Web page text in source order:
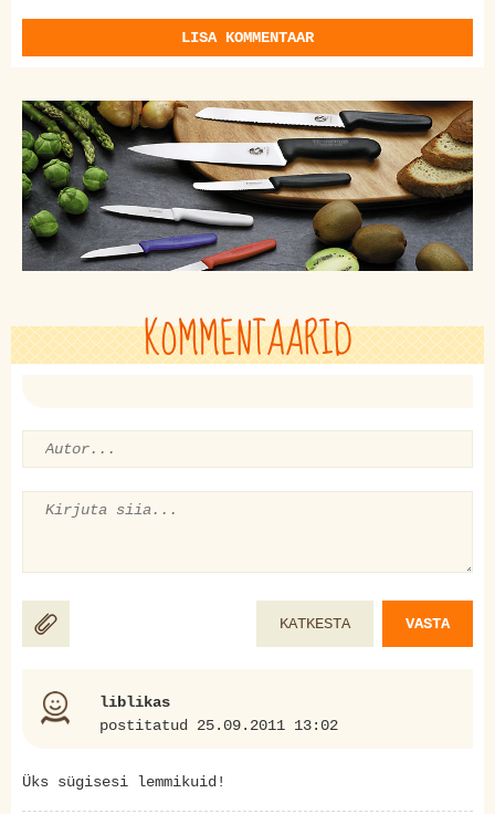
LISA KOMMENTAAR
KOMMENTAARID
KATKESTA VASTA
liblikas
postitatud 25.09.2011 13:02
Üks sügisesi lemmikuid!